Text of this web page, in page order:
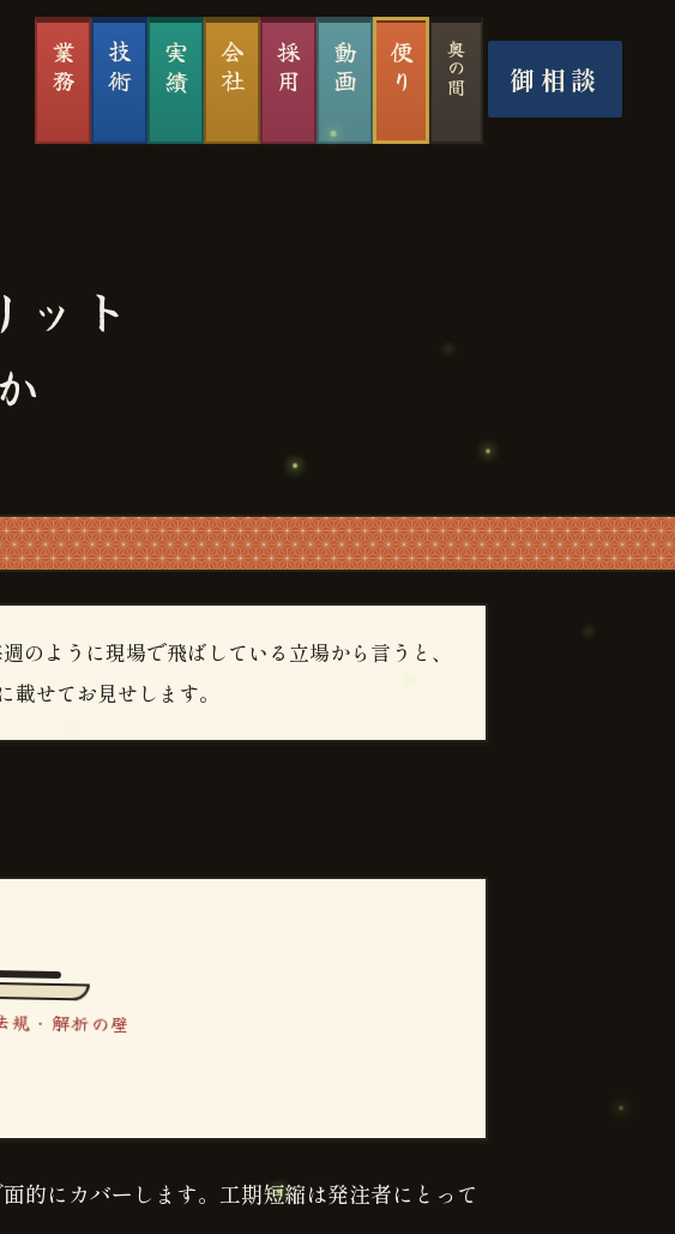
業務 技術 実績 会社 採用 動画 便り 奥の間 御相談
ット
のように現場で飛ばしている立場から言うと、
せてお見せします。
規・解析の壁
的にカバーします。工期短縮は発注者にとって